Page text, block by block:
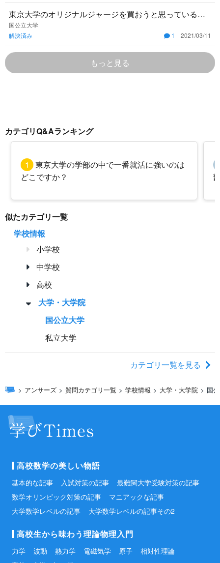
東京大学のオリジナルジャージを買おうと思っているの
ですが、東大生以外が身につけていたら恥ずかしくない
ですか？ちなみに京大
国公立大学
解決済み
1 2021/03/11
もっと見る
カテゴリQ&Aランキング
1
東京大学の学部の中で一番就活に強いのは
どこですか？
似たカテゴリ一覧
学校情報
小学校
中学校
高校
大学・大学院
国公立大学
私立大学
カテゴリ一覧を見る
アンサーズ 質問カテゴリ一覧 学校情報 大学・大学院 国
高校数学の美しい物語
基本的な記事 入試対策の記事
最難関大学受験対策の記事
数学オリンピック対策の記事
マニアックな記事
大学数学レベルの記事
大学数学レベルの記事その2
高校生から味わう理論物理入門
力学 波動 熱力学 電磁気学 原子
相対性理論